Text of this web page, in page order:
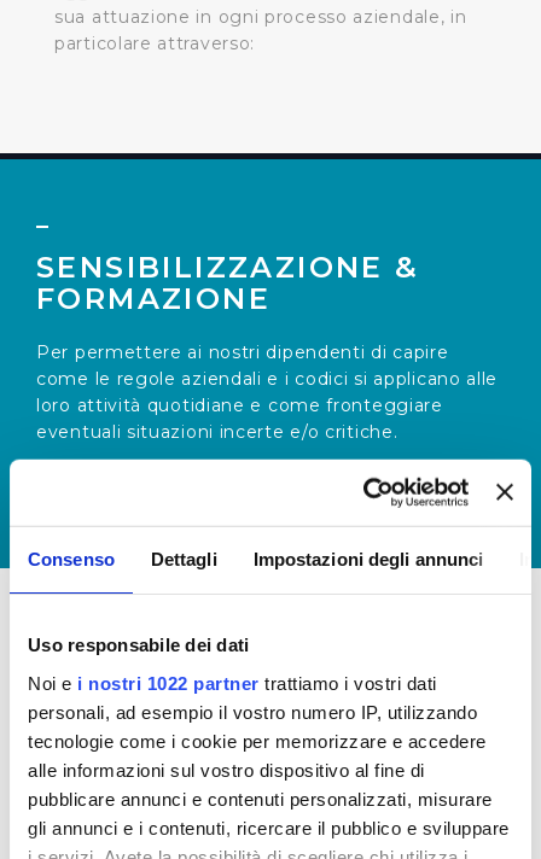
Consenso Dettagli Impostazioni degli annunci
Uso responsabile dei dati
Noi e i nostri 1022 partner trattiamo i vostri dati
personali, ad esempio il vostro numero IP, utilizzando
tecnologie come i cookie per memorizzare e accedere
alle informazioni sul vostro dispositivo al fine di
pubblicare annunci e contenuti personalizzati, misurare
gli annunci e i contenuti, ricercare il pubblico e sviluppare
sua attuazione in ogni processo aziendale, in
particolare attraverso:
SENSIBILIZZAZIONE &
FORMAZIONE
Per permettere ai nostri dipendenti di capire
come le regole aziendali e i codici si applicano alle
loro attività quotidiane e come fronteggiare
eventuali situazioni incerte e/o critiche.
PIANIFICAZIONE E
MONITORAGGIO
CONTINUO
Per permettere agli organi di controllo di vigilare
costantemente sulla corretta applicazione del
Codice Etico, verificandone il rispetto e